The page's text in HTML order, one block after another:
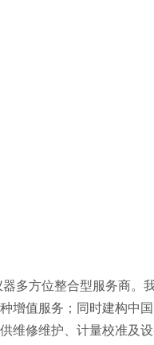
多方位整合型服务商。
增值服务；同时建构中
维修维护、计量校准及